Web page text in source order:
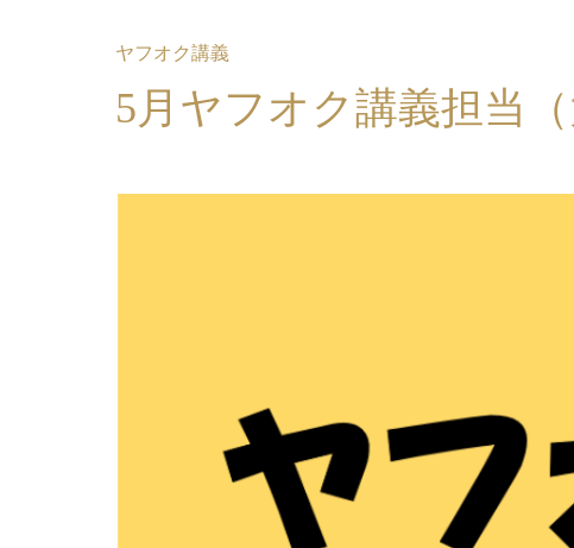
ヤフオク講義
5月ヤフオク講義担当（